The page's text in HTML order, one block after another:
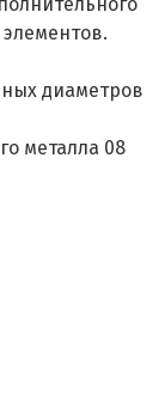
диаметров
металла 08